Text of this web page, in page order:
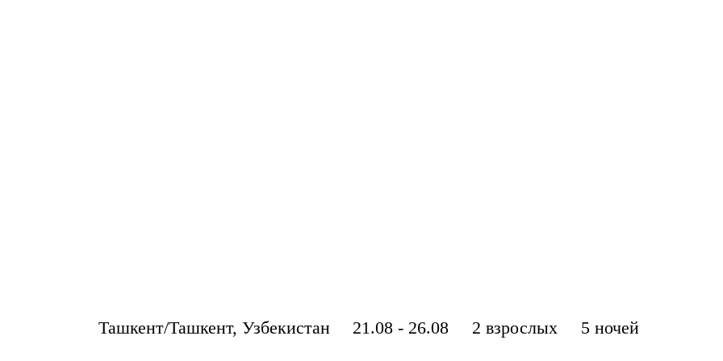
Фотоотчеты
Ташкент/Ташкент, Узбекистан 21.08 - 26.08 2 взрослых 5 ночей